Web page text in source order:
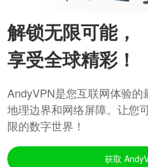
解锁无限可能，
享受全球精彩！
AndyVPN是您互联网体验
地理边界和网络屏障。让您
限的数字世界！
获取